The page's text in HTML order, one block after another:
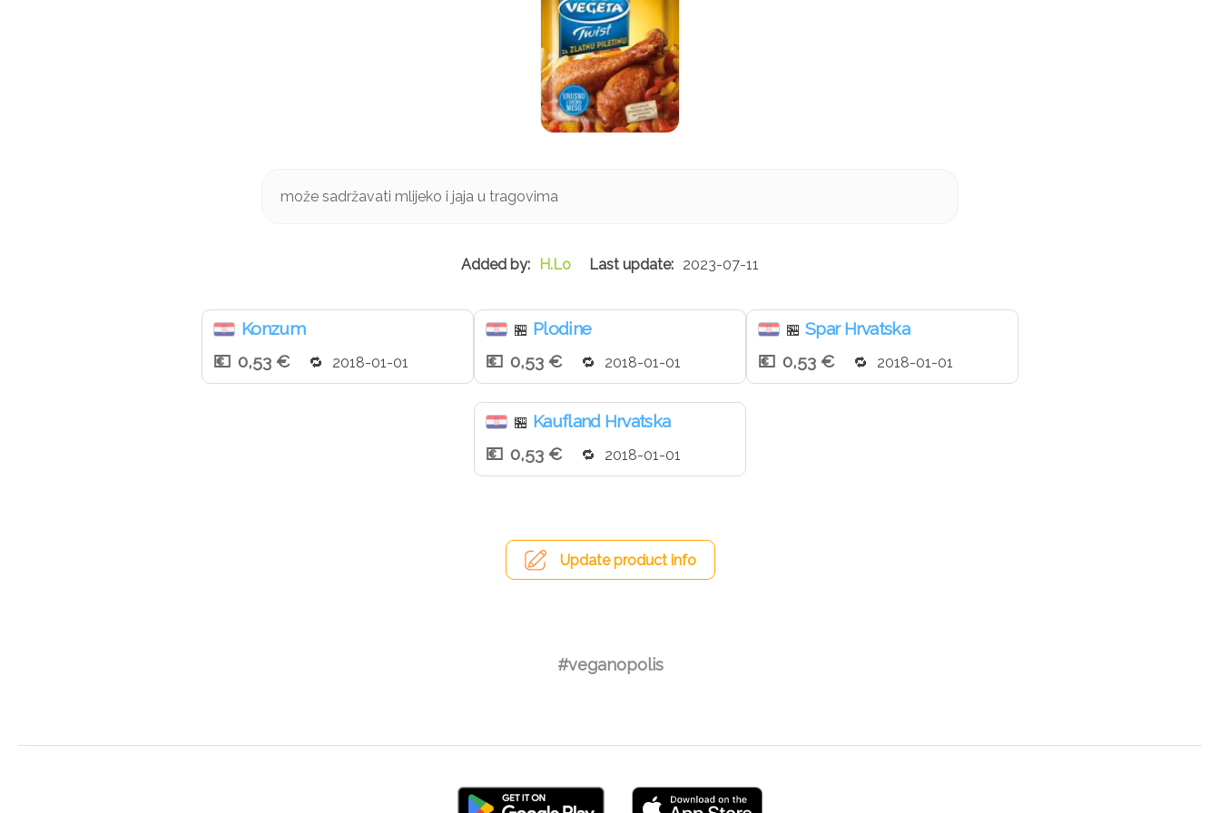
može sadržavati mlijeko i jaja u tragovima
H.Lo 2023-07-11
Konzum
0,53 €
2018-01-01
🏪 Plodine
0,53 €
2018-01-01
🏪 Spar Hrvatska
0,53 €
2018-01-01
🏪 Kaufland Hrvatska
0,53 €
2018-01-01
Update product info
#veganopolis